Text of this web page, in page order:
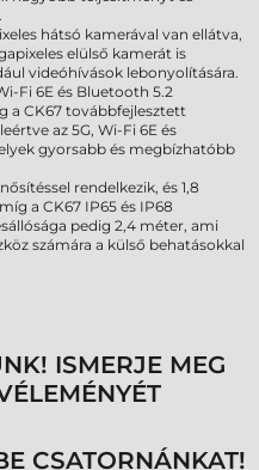
hátsó kamerával van ellátva,
elülső kamerát is
videóhívások lebonyolítására.
Fi 6E és Bluetooth 5.2
a CK67 továbbfejlesztett
az 5G, Wi-Fi 6E és
gyorsabb és megbízhatóbb
rendelkezik, és 1,8
a CK67 IP65 és IP68
pedig 2,4 méter, ami
számára a külső behatásokkal
ISMERJE MEG
CSATORNÁNKAT!